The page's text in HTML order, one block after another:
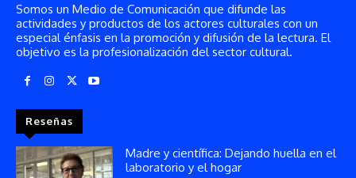
Somos un Medio de Comunicación que difunde las
actividades y productos de los actores culturales con un
especial énfasis en la promoción y difusión de la lectura. El
objetivo es la profesionalización del sector cultural.
Reseñas
Madre y científica: Dejando huella en el
laboratorio y el hogar